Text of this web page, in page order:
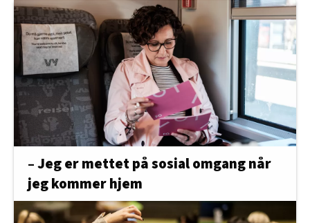
– Jeg er mettet på sosial omgang når
jeg kommer hjem